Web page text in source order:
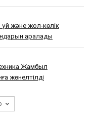
және жол-көлік
аралады
Жамбыл
жөнелтілді